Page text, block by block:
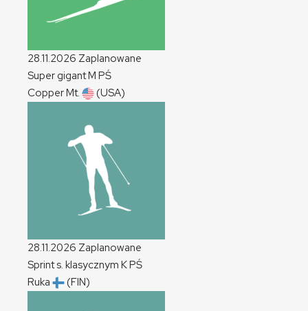
28.11.2026 Zaplanowane
Super gigantM PŚ
Copper Mt.
(USA)
28.11.2026 Zaplanowane
Sprint s. klasycznym KPŚ
Ruka
(FIN)